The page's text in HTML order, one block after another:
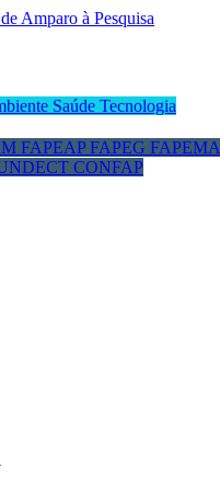
Saúde Tecnologia
FAPEAPFAPEG FAPEMA
CONFAP